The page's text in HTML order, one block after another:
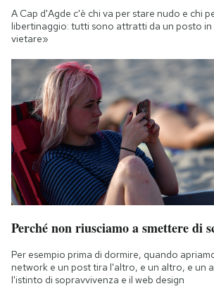
A Cap d'Agde c'è chi va per stare nudo e chi
libertinaggio: tutti sono attratti da un posto
vietare»
Perché non riusciamo a smettere di
Per esempio prima di dormire, quando
network e un post tira l'altro, e un altro, e un
l'istinto di sopravvivenza e il web design